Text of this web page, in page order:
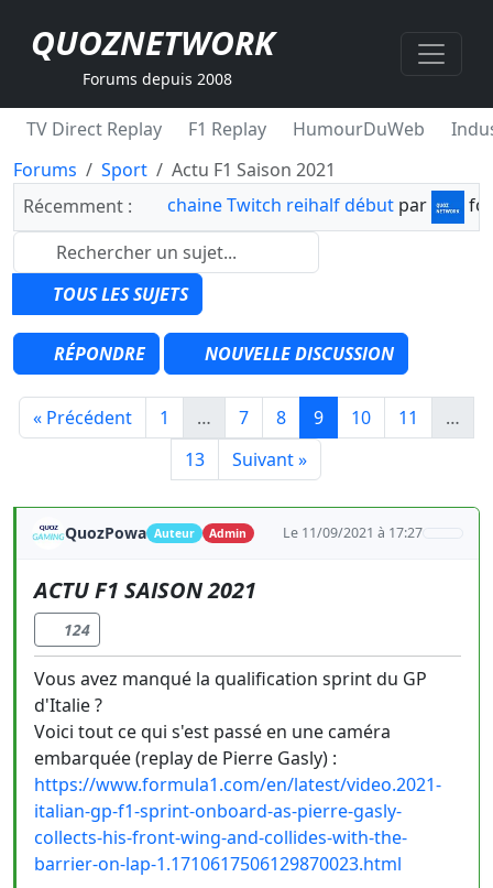
QUOZNETWORK
Forums depuis 2008
TV Direct Replay F1 Replay HumourDuWeb
Forums
Sport
Actu F1 Saison 2021
Récemment :
chaine Twitch reihalf début par
TOUS LES SUJETS
RÉPONDRE NOUVELLE DISCUSSION
« Précédent 1 … 7 8 9 10 11
…
13
Suivant »
QuozPowa Auteur Admin Le 11/09/2021 à 17:27
ACTU F1 SAISON 2021
124
Vous avez manqué la qualification sprint du GP
d'Italie ?
Voici tout ce qui s'est passé en une caméra
embarquée (replay de Pierre Gasly) :
https://www.formula1.com/en/latest/video.2021-
italian-gp-f1-sprint-onboard-as-pierre-gasly-
collects-his-front-wing-and-collides-with-the-
barrier-on-lap-1.1710617506129870023.html